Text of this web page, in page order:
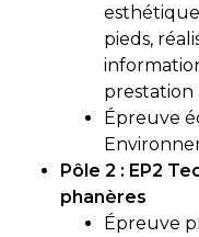
pieds,
prestation
Épreuve
Pôle 2 : EP2
phanères
Épreuve